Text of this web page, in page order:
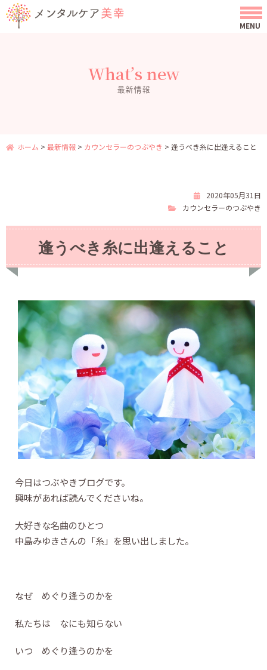
What’s new
最新情報
ホーム > 最新情報 > カウンセラーのつぶやき > 逢うべき糸に出逢えること
2020年05月31日
カウンセラーのつぶやき
逢うべき糸に出逢えること
今日はつぶやきブログです。
興味があれば読んでくださいね。
大好きな名曲のひとつ
中島みゆきさんの「糸」を思い出しました。
なぜ めぐり逢うのかを
私たちは なにも知らない
いつ めぐり逢うのかを